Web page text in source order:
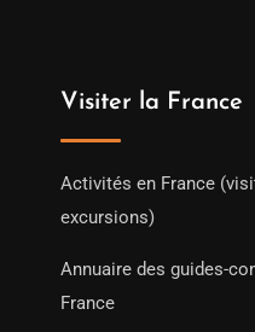
Visiter la France
Activités en France
excursions)
Annuaire des guides-
France